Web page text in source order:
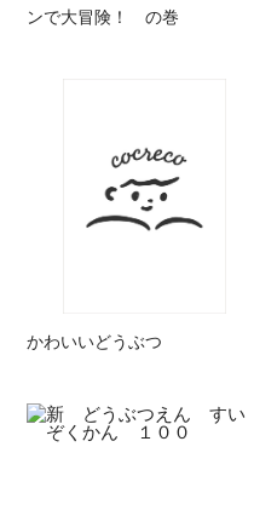
ンで大冒険！ の巻
かわいいどうぶつ